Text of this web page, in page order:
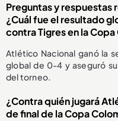
Preguntas y respuestas
¿Cuál fue el resultado
contra Tigres en la
Atlético Nacional ganó la
global de 0-4 y aseguró
del torneo.
¿Contra quién jugará
de final de la Copa